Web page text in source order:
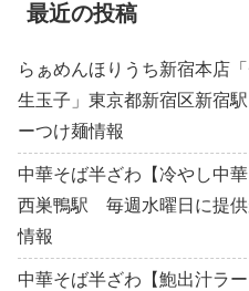
最近の投稿
らぁめんほりうち新宿本店
生玉子」東京都新宿区新宿
ーつけ麺情報
中華そば半ざわ【冷やし中
西巣鴨駅 毎週水曜日に提
情報
中華そば半ざわ【鮑出汁ラ